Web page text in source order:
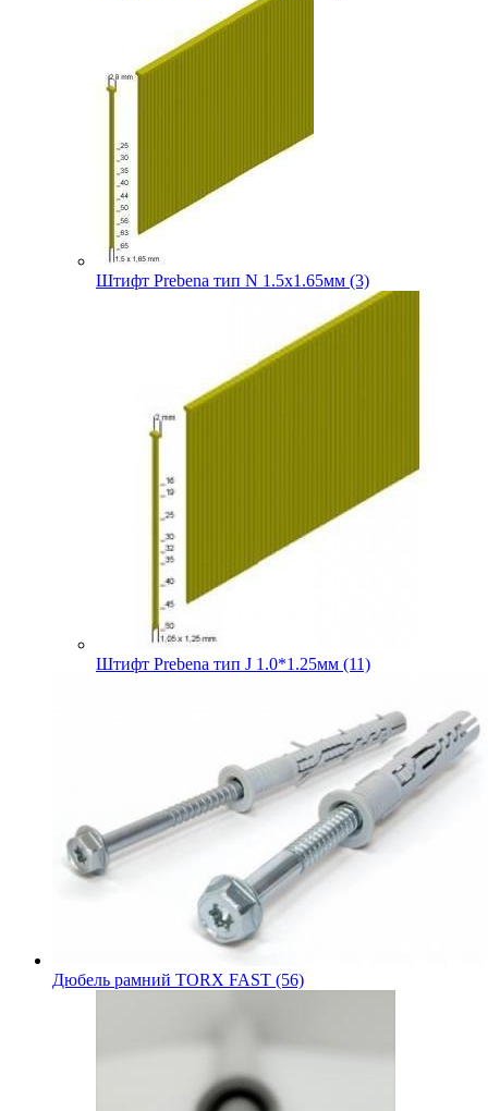
Штифт Prebena тип N 1.5х1.65мм (3)
Штифт Prebena тип J 1.0*1.25мм (11)
Дюбель рамний TORX FAST (56)